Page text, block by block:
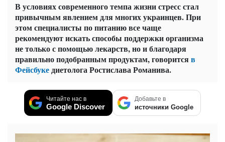
В условиях современного темпа жизни стресс стал
привычным явлением для многих украинцев. При
этом специалисты по питанию все чаще
рекомендуют искать способы поддержки организма
не только с помощью лекарств, но и благодаря
правильно подобранным продуктам, говоритсяв
Фейсбукедиетолога Ростислава Романива.
Читайте нас в
Google Discover
Добавьте в
источники Google